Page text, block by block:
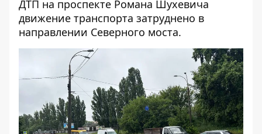
ДТП на проспекте Романа Шухевича
движение транспорта затруднено в
направлении Северного моста.